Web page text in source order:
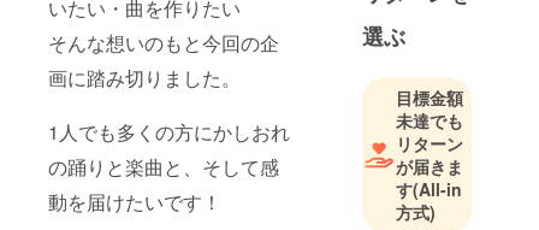
いたい・曲を作りたい
そんな想いのもと今回の企
画に踏み切りました。
1人でも多くの方にかしおれ
の踊りと楽曲と、そして感
動を届けたいです！
楽・歌・動
画と全て自
分たちの手
で作り上げ
てて、「か
しおれブラ
ンド」を世
界に発信し
選ぶ
目標金額
未達でも
リターン
が届きま
す(All-in
方式)